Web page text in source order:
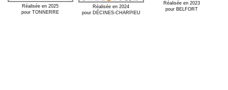
Réalisée en 2025
pour TONNERRE
Réalisée en 2024
pour DÉCINES-CHARPIEU
Réalisée en 2023
pour BELFORT